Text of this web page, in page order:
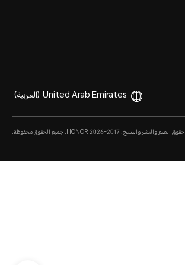
United Arab Emirates (العربية)
حقوق الطبع والنشر والنسخ. 2017-2026 HONOR. جميع الحقوق محفوظة.